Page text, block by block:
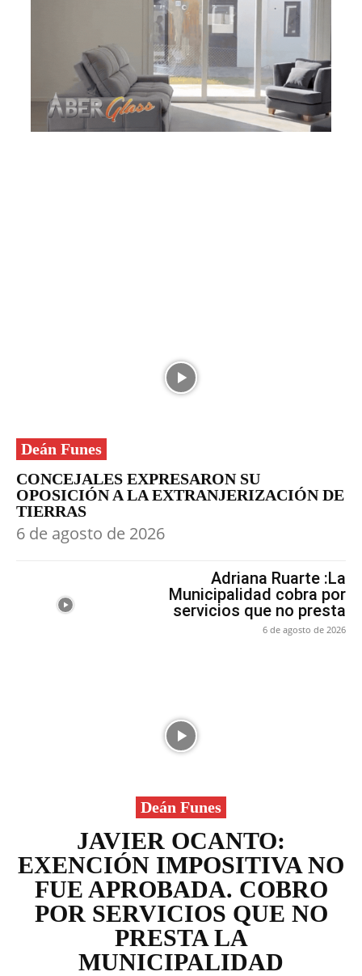
Deán Funes
CONCEJALES EXPRESARON SU
OPOSICIÓN A LA EXTRANJERIZACIÓN DE
TIERRAS
6 de agosto de 2026
Adriana Ruarte :La
Municipalidad cobra por
servicios que no presta
6 de agosto de 2026
Deán Funes
JAVIER OCANTO:
EXENCIÓN IMPOSITIVA NO
FUE APROBADA. COBRO
POR SERVICIOS QUE NO
PRESTA LA
MUNICIPALIDAD